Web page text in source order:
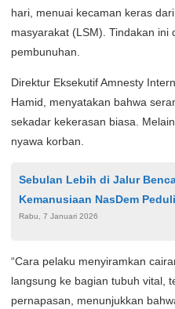
hari, menuai kecaman keras
masyarakat (LSM). Tindakan ini
pembunuhan.
Direktur Eksekutif Amnesty
Hamid, menyatakan bahwa
sekadar kekerasan biasa.
nyawa korban.
Sebulan Lebih di Jalur
Kemanusiaan NasDem
absen
Rabu, 7 Januari 2026
“Cara pelaku menyiramkan
langsung ke bagian tubuh vital,
pernapasan, menunjukkan